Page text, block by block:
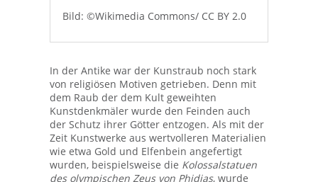
Bild: ©Wikimedia Commons/ CC BY 2.0
In der Antike war der Kunstraub noch stark
von religiösen Motiven getrieben. Denn mit
dem Raub der dem Kult geweihten
Kunstdenkmäler wurde den Feinden auch
der Schutz ihrer Götter entzogen. Als mit der
Zeit Kunstwerke aus wertvolleren Materialien
wie etwa Gold und Elfenbein angefertigt
wurden, beispielsweise die Kolossalstatuen
des olympischen Zeus von Phidias, wurde